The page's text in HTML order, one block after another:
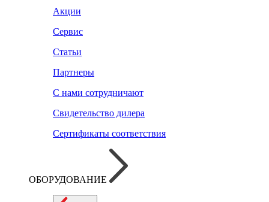
Акции
Сервис
Статьи
Партнеры
С нами сотрудничают
Свидетельство дилера
Сертификаты соответствия
ОБОРУДОВАНИЕ